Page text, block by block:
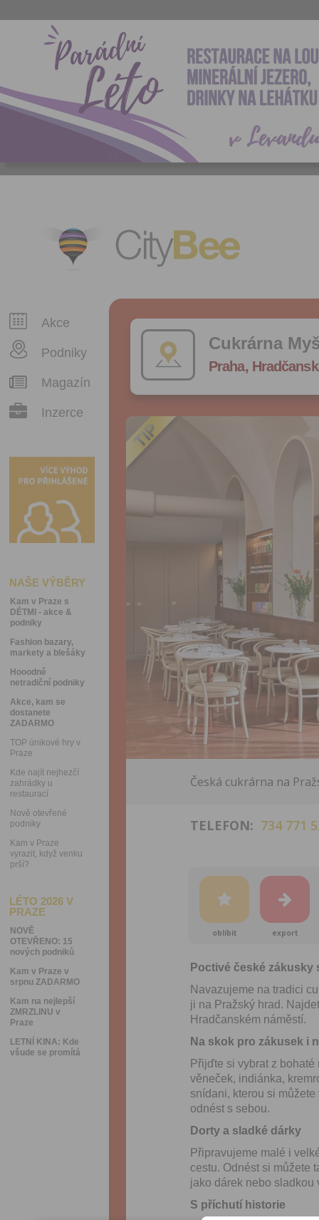
CityBee
Akce
Podniky
Magazín
Inzerce
NAŠE VÝBĚRY
Kam v Praze s
DĚTMI - akce &
podniky
Fashion bazary,
markety a blešáky
Hooodně
netradiční podniky
Akce, kam se
dostanete
ZADARMO
TOP únikové hry v
Praze
Kde najít nejhezčí
zahrádky u
restaurací
Nově otevřené
podniky
Kam v Praze
vyrazit, když venku
prší?
LÉTO 2026 V
PRAZE
NOVĚ
OTEVŘENO: 15
nových podniků
Kam v Praze v
srpnu ZADARMO
Kam na nejlepší
ZMRZLINU v
Praze
LETNÍ KINA: Kde
všude se promítá
Cukrárna
Praha,
Česká cukrárna na
TELEFON: 734 771
oblíbit export
Poctivé české zákusky
Navazujeme na tradici
ji na Pražský hrad.
Hradčanském náměstí.
Na skok pro zákusek i
Přijďte si vybrat z
věneček, indiánka,
snídani, kterou si
odnést s sebou.
Dorty a sladké dárky
Připravujeme malé i
cestu. Odnést si můžete
jako dárek nebo sladkou
S příchutí historie